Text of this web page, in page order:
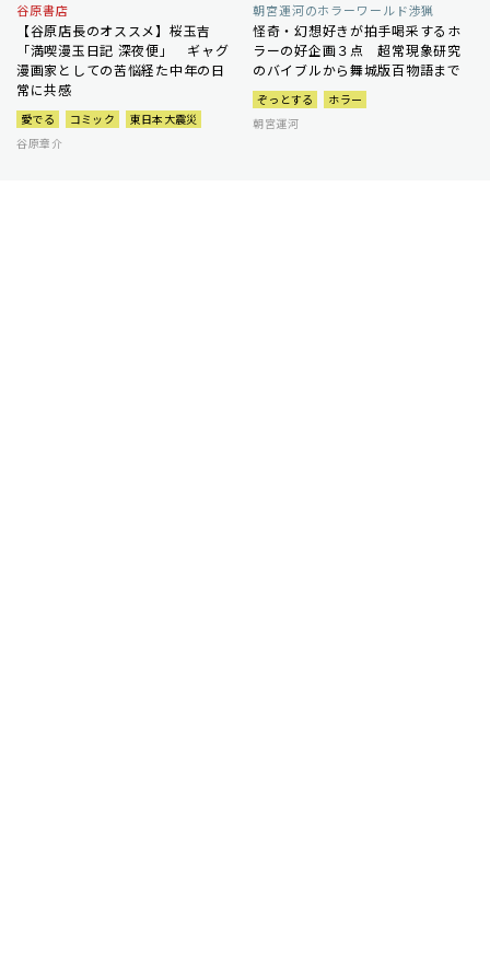
谷原書店
【谷原店長のオススメ】桜玉吉
「満喫漫玉日記 深夜便」 ギャグ
漫画家としての苦悩経た中年の日
常に共感
愛でる コミック
東日本大震災
谷原章介
朝宮運河のホラーワールド渉猟
怪奇・幻想好きが拍手喝采するホ
ラーの好企画３点 超常現象研究
のバイブルから舞城版百物語まで
ぞっとする
ホラー
朝宮運河